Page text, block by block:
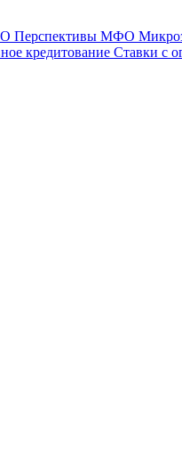
Перспективы МФО
кредитование Ставки с